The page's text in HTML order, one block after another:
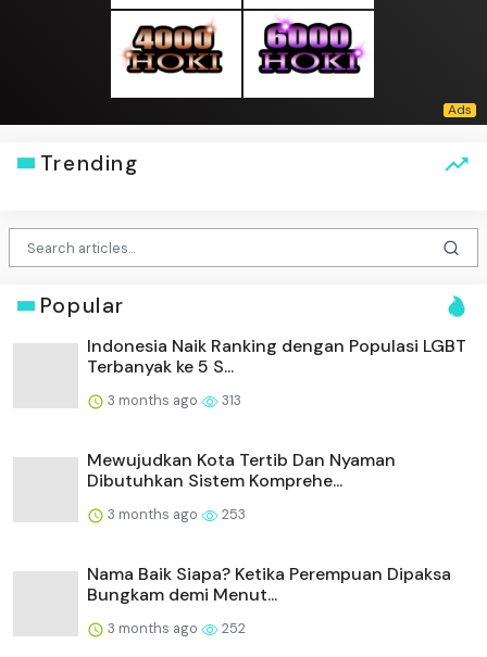
Trending
Popular
Indonesia Naik Ranking dengan Populasi LGBT
Terbanyak ke 5 S...
3 months ago 313
Mewujudkan Kota Tertib Dan Nyaman
Dibutuhkan Sistem Komprehe...
3 months ago 253
Nama Baik Siapa? Ketika Perempuan Dipaksa
Bungkam demi Menut...
3 months ago 252